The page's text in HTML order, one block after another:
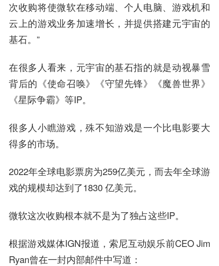
次收购将使微软在移动端、个人电脑、游戏机和
云上的游戏业务加速增长，并提供搭建元宇宙的
基石。”
在很多人看来，元宇宙的基石指的就是动视暴雪
背后的《使命召唤》《守望先锋》《魔兽世界》
《星际争霸》等IP。
很多人小瞧游戏，殊不知游戏是一个比电影要大
得多的市场。
2022年全球电影票房为259亿美元，而去年全球游
戏的规模却达到了1830 亿美元。
微软这次收购根本就不是为了独占这些IP。
根据游戏媒体IGN报道，索尼互动娱乐前CEO Jim
Ryan曾在一封内部邮件中写道：